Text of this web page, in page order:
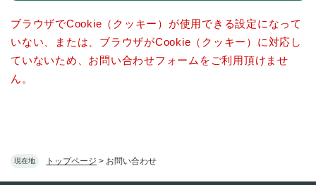
現在地 トップページ > お問い合わせ
ブラウザでCookie（クッキー）が使用できる設定になって
いない、または、ブラウザがCookie（クッキー）に対応し
ていないため、お問い合わせフォームをご利用頂けませ
ん。